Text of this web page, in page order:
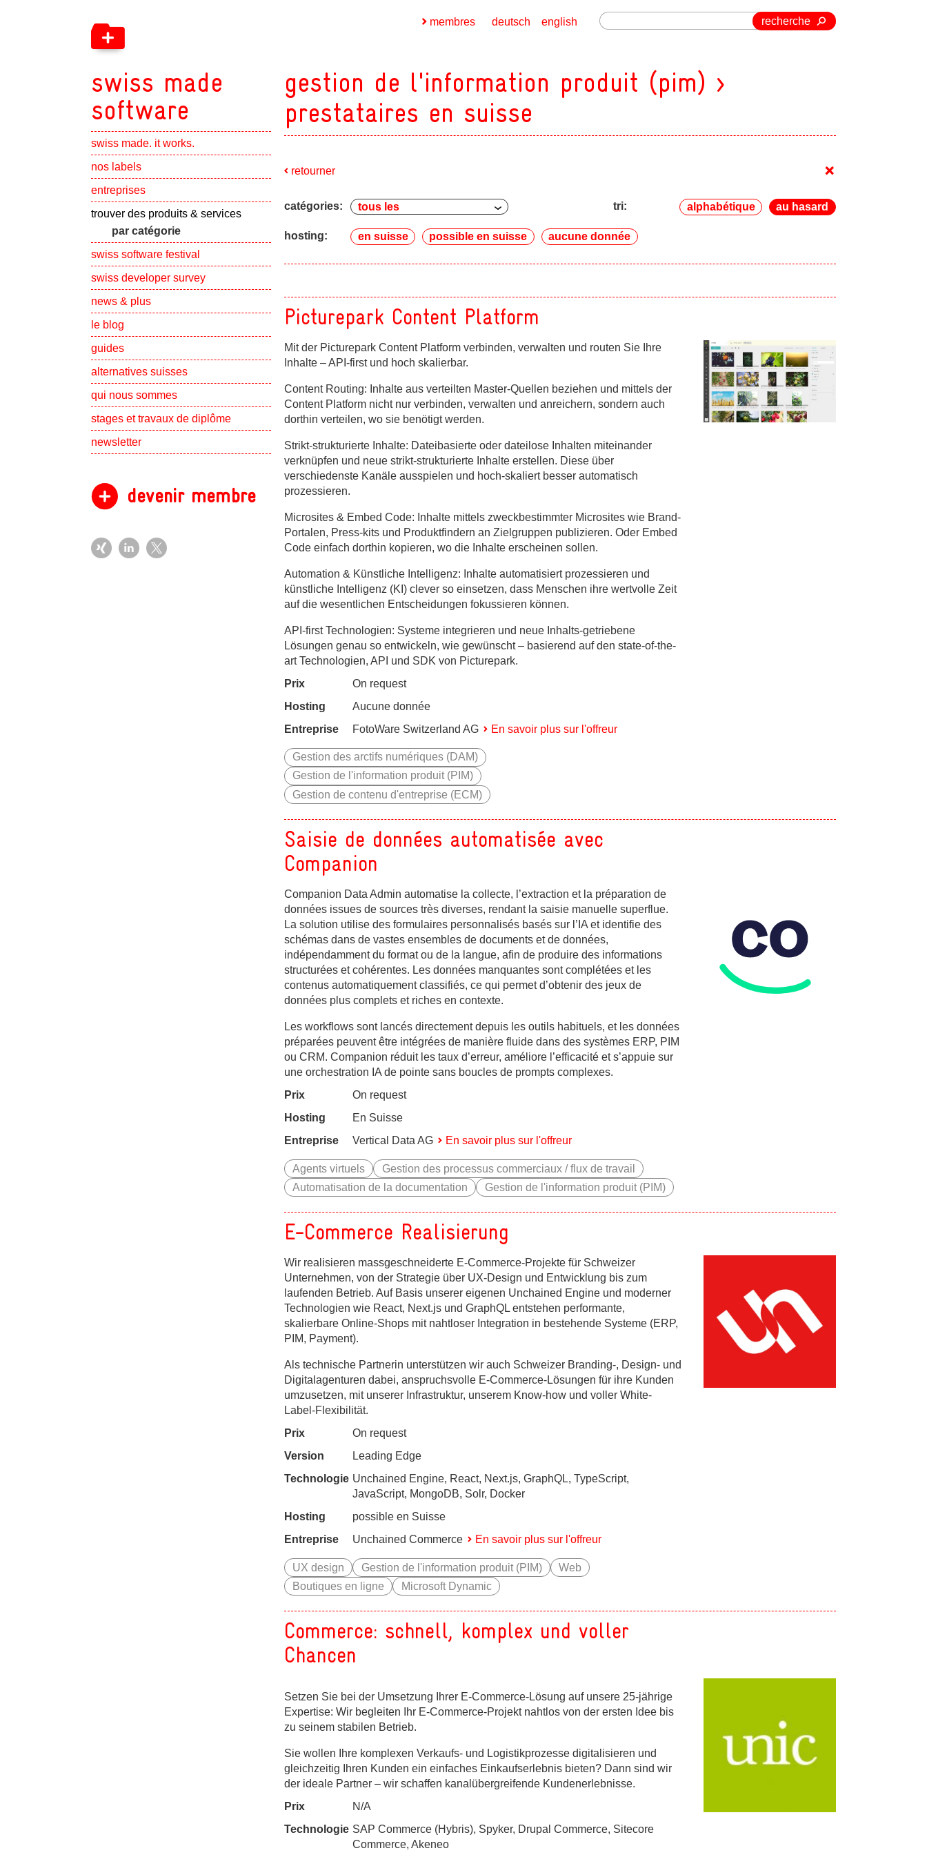
swiss made
software
swiss made. it works.
nos labels
entreprises
trouver des produits & services Show subpages
par catégorie
swiss software festival
swiss developer survey
news & plus Show subpages
le blog
guides
alternatives suisses
qui nous sommes
Show subpages
stages et travaux de diplôme Show subpages
newsletter
devenir membre
recherche
english
deutsch
membres
gestion de l'information produit (pim) >
prestataires en suisse
retourner +
catégories: tri: alphabétique au hasard
hosting: en suisse possible en suisse aucune donnée
Picturepark Content Platform
Mit der Picturepark Content Platform verbinden, verwalten und routen Sie Ihre
Inhalte – API-first und hoch skalierbar.
Content Routing: Inhalte aus verteilten Master-Quellen beziehen und mittels der
Content Platform nicht nur verbinden, verwalten und anreichern, sondern auch
dorthin verteilen, wo sie benötigt werden.
Strikt-strukturierte Inhalte: Dateibasierte oder dateilose Inhalten miteinander
verknüpfen und neue strikt-strukturierte Inhalte erstellen. Diese über
verschiedenste Kanäle ausspielen und hoch-skaliert besser automatisch
prozessieren.
Microsites & Embed Code: Inhalte mittels zweckbestimmter Microsites wie Brand-
Portalen, Press-kits und Produktfindern an Zielgruppen publizieren. Oder Embed
Code einfach dorthin kopieren, wo die Inhalte erscheinen sollen.
Automation & Künstliche Intelligenz: Inhalte automatisiert prozessieren und
künstliche Intelligenz (KI) clever so einsetzen, dass Menschen ihre wertvolle Zeit
auf die wesentlichen Entscheidungen fokussieren können.
API-first Technologien: Systeme integrieren und neue Inhalts-getriebene
Lösungen genau so entwickeln, wie gewünscht – basierend auf den state-of-the-
art Technologien, API und SDK von Picturepark.
Prix
On request
Hosting
Aucune donnée
Entreprise
FotoWare Switzerland AG En savoir plus sur l'offreur
Gestion des arctifs numériques (DAM)
Gestion de l'information produit (PIM)
Gestion de contenu d'entreprise (ECM)
Saisie de données automatisée avec
Companion
Companion Data Admin automatise la collecte, l’extraction et la préparation de
données issues de sources très diverses, rendant la saisie manuelle superflue.
La solution utilise des formulaires personnalisés basés sur l’IA et identifie des
schémas dans de vastes ensembles de documents et de données,
indépendamment du format ou de la langue, afin de produire des informations
structurées et cohérentes. Les données manquantes sont complétées et les
contenus automatiquement classifiés, ce qui permet d’obtenir des jeux de
données plus complets et riches en contexte.
Les workflows sont lancés directement depuis les outils habituels, et les données
préparées peuvent être intégrées de manière fluide dans des systèmes ERP, PIM
ou CRM. Companion réduit les taux d’erreur, améliore l’efficacité et s’appuie sur
une orchestration IA de pointe sans boucles de prompts complexes.
Prix
On request
Hosting
En Suisse
Entreprise
Vertical Data AG En savoir plus sur l'offreur
Agents virtuels
Gestion des processus commerciaux / flux de travail
Automatisation de la documentation
Gestion de l'information produit (PIM)
E-Commerce Realisierung
Wir realisieren massgeschneiderte E-Commerce-Projekte für Schweizer
Unternehmen, von der Strategie über UX-Design und Entwicklung bis zum
laufenden Betrieb. Auf Basis unserer eigenen Unchained Engine und moderner
Technologien wie React, Next.js und GraphQL entstehen performante,
skalierbare Online-Shops mit nahtloser Integration in bestehende Systeme (ERP,
PIM, Payment).
Als technische Partnerin unterstützen wir auch Schweizer Branding-, Design- und
Digitalagenturen dabei, anspruchsvolle E-Commerce-Lösungen für ihre Kunden
umzusetzen, mit unserer Infrastruktur, unserem Know-how und voller White-
Label-Flexibilität.
Prix
On request
Version
Leading Edge
Technologie Unchained Engine, React, Next.js, GraphQL, TypeScript,
JavaScript, MongoDB, Solr, Docker
Hosting
possible en Suisse
Entreprise
Unchained Commerce En savoir plus sur l'offreur
UX design Gestion de l'information produit (PIM)
Web
Boutiques en ligne
Microsoft Dynamic
Commerce: schnell, komplex und voller
Chancen
Setzen Sie bei der Umsetzung Ihrer E-Commerce-Lösung auf unsere 25-jährige
Expertise: Wir begleiten Ihr E-Commerce-Projekt nahtlos von der ersten Idee bis
zu seinem stabilen Betrieb.
Sie wollen Ihre komplexen Verkaufs- und Logistikprozesse digitalisieren und
gleichzeitig Ihren Kunden ein einfaches Einkaufserlebnis bieten? Dann sind wir
der ideale Partner – wir schaffen kanalübergreifende Kundenerlebnisse.
Prix
N/A
Technologie SAP Commerce (Hybris), Spyker, Drupal Commerce, Sitecore
Commerce, Akeneo